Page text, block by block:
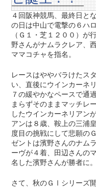
４回阪神競馬、最終日と
の日は中山で電撃の６ハ
（Ｇ１・芝１２００）が
野さんがナムラクレア、
ママコチャを指名。
レースはややバラけたス
い、直後にウインカーネ
７の緩やかなペースで通
まらずそのままマッチレ
したウインカーネリアン
アンは８歳、鞍上の三浦
度目の挑戦にして悲願の
ゼントは濱野さんのナム
ーヴが４着、田辺さんの
名した濱野さんが勝者に。
さて、秋のＧⅠシリーズ